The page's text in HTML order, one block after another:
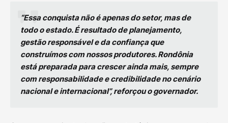
“Essa conquista não é apenas do setor, mas de
todo o estado. É resultado de planejamento,
gestão responsável e da confiança que
construímos com nossos produtores. Rondônia
está preparada para crescer ainda mais, sempre
com responsabilidade e credibilidade no cenário
nacional e internacional”, reforçou o governador.